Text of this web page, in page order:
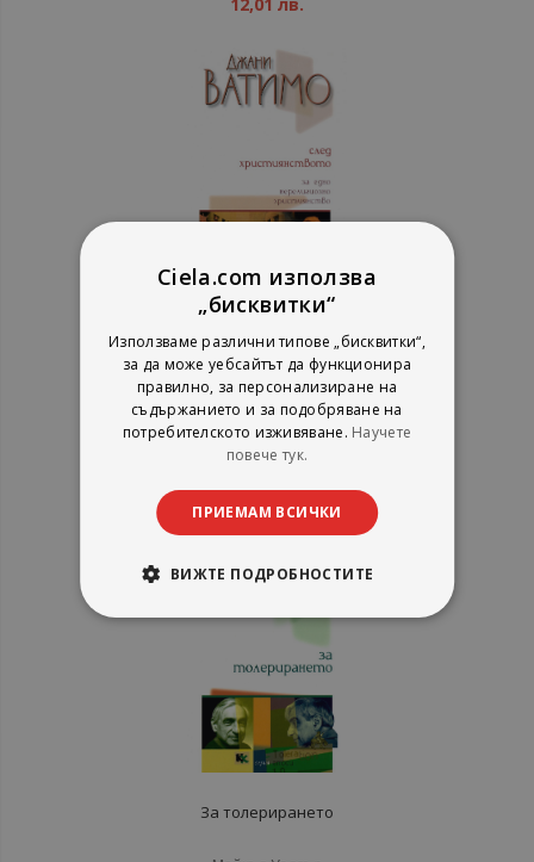
нерелигиозно християнство
Джани Ватимо
Критика и хуманизъм
рейтинг:
1%
5,11 €
9,99 лв.
За толерирането
Ciela.com използва
„бисквитки“
Използваме различни типове „бисквитки“,
за да може уебсайтът да функционира
правилно, за персонализиране на
съдържанието и за подобряване на
потребителското изживяване. Научете
повече тук.
ПРИЕМАМ ВСИЧКИ
ВИЖТЕ ПОДРОБНОСТИТЕ